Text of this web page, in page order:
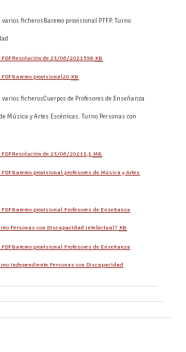
Baremo provisional PTFP. Turno
Resolución de 23/06/2021 598 KB
Baremo provisional20 KB
Cuerpos de Profesores de Enseñanza
Música y Artes Escénicas. Turno Personas con
Resolución de 23/06/20211,1 MB
Baremo provisional profesores de Música y Artes
Baremo provisional Profesores de Enseñanza
Personas con Discapacidad Intelectual7 KB
Baremo provisional Profesores de Enseñanza
independiente Personas con Discapacidad